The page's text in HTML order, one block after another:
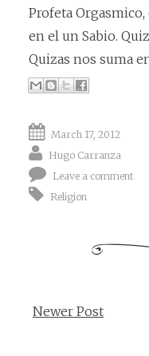
Profeta
en el un Sabio.
Quizas nos suma
March 17, 2012
Hugo Carranza
Leave a comment
Religion
Newer Post